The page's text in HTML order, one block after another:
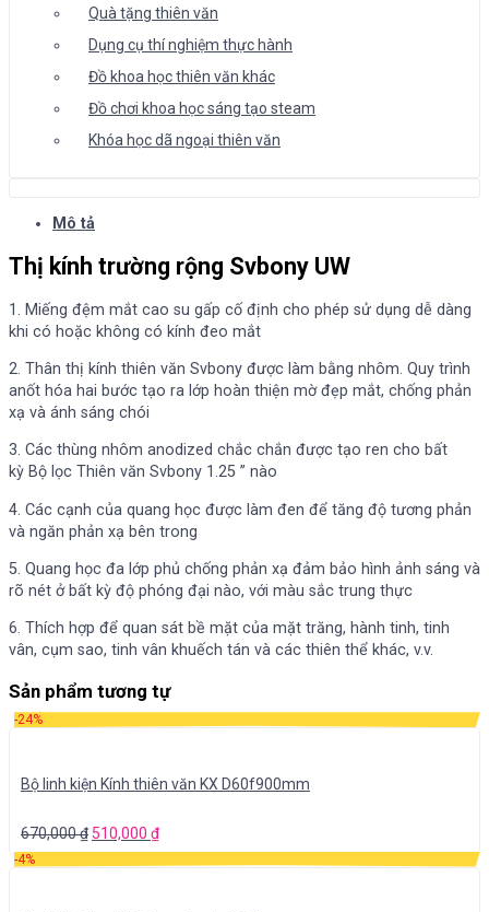
Quà tặng thiên văn
Dụng cụ thí nghiệm thực hành
Đồ khoa học thiên văn khác
Đồ chơi khoa học sáng tạo steam
Khóa học dã ngoại thiên văn
Mô tả
Thị kính trường rộng Svbony UW
1. Miếng đệm mắt cao su gấp cố định cho phép sử dụng dễ dàng
khi có hoặc không có kính đeo mắt
2. Thân thị kính thiên văn Svbony được làm bằng nhôm. Quy trình
anốt hóa hai bước tạo ra lớp hoàn thiện mờ đẹp mắt, chống phản
xạ và ánh sáng chói
3. Các thùng nhôm anodized chắc chắn được tạo ren cho bất
kỳ Bộ lọc Thiên văn Svbony 1.25 ” nào
4. Các cạnh của quang học được làm đen để tăng độ tương phản
và ngăn phản xạ bên trong
5. Quang học đa lớp phủ chống phản xạ đảm bảo hình ảnh sáng và
rõ nét ở bất kỳ độ phóng đại nào, với màu sắc trung thực
6. Thích hợp để quan sát bề mặt của mặt trăng, hành tinh, tinh
vân, cụm sao, tinh vân khuếch tán và các thiên thể khác, v.v.
Sản phẩm tương tự
-24%
Bộ linh kiện Kính thiên văn KX D60f900mm
670,000₫ 510,000 ₫
-4%